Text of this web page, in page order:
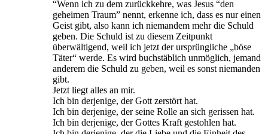
“Wenn ich zu dem zurückkehre, was Jesus “den
geheimen Traum” nennt, erkenne ich, dass es nur einen
Geist gibt, also kann ich niemandem mehr die Schuld
geben. Die Schuld ist zu diesem Zeitpunkt
überwältigend, weil ich jetzt der ursprüngliche „böse
Täter“ werde. Es wird buchstäblich unmöglich, jemand
anderem die Schuld zu geben, weil es sonst niemanden
gibt.
Jetzt liegt alles an mir.
Ich bin derjenige, der Gott zerstört hat.
Ich bin derjenige, der seine Rolle an sich gerissen hat.
Ich bin derjenige, der Gottes Kraft gestohlen hat.